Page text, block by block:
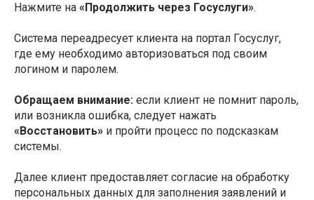
Нажмите на «Продолжить через Госуслуги».
Система переадресует клиента на портал Госуслуг,
где ему необходимо авторизоваться под своим
логином и паролем.
Обращаем внимание: если клиент не помнит пароль,
или возникла ошибка, следует нажать
«Восстановить» и пройти процесс по подсказкам
системы.
Далее клиент предоставляет согласие на обработку
персональных данных для заполнения заявлений и